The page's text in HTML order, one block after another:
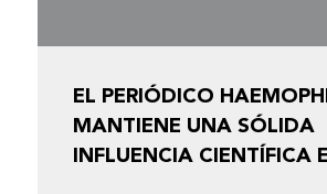
EL PERIÓDICO
MANTIENE UNA SÓLIDA
INFLUENCIA CIENTÍFICA